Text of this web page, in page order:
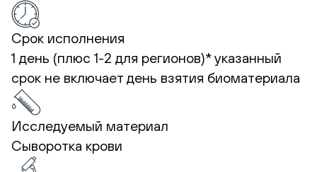
Срок исполнения
1 день (плюс 1-2 для регионов)*указанный
срок не включает день взятия биоматериала
Исследуемый материал
Сыворотка крови